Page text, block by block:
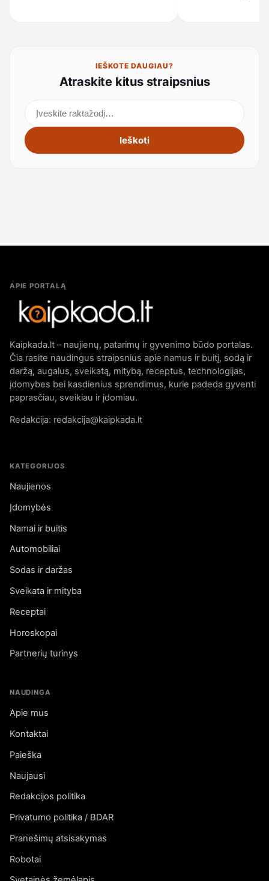
IEŠKOTE DAUGIAU?
Atraskite kitus straipsnius
Ieškoti
APIE PORTALĄ
Kaipkada.lt – naujienų, patarimų ir gyvenimo būdo portalas.
Čia rasite naudingus straipsnius apie namus ir buitį, sodą ir
daržą, augalus, sveikatą, mitybą, receptus, technologijas,
įdomybes bei kasdienius sprendimus, kurie padeda gyventi
paprasčiau, sveikiau ir įdomiau.
Redakcija: redakcija@kaipkada.lt
KATEGORIJOS
Naujienos
Įdomybės
Namai ir buitis
Automobiliai
Sodas ir daržas
Sveikata ir mityba
Receptai
Horoskopai
Partnerių turinys
NAUDINGA
Apie mus
Kontaktai
Paieška
Naujausi
Redakcijos politika
Privatumo politika / BDAR
Pranešimų atsisakymas
Robotai